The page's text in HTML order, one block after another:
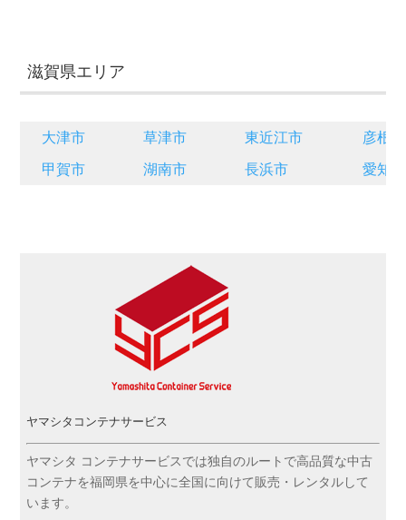
滋賀県エリア
大津市 草津市 東近江市 彦根市
甲賀市 湖南市 長浜市 愛知
ヤマシタコンテナサービス
ヤマシタ コンテナサービスでは独自のルートで高品質な中古
コンテナを福岡県を中心に全国に向けて販売・レンタルして
います。